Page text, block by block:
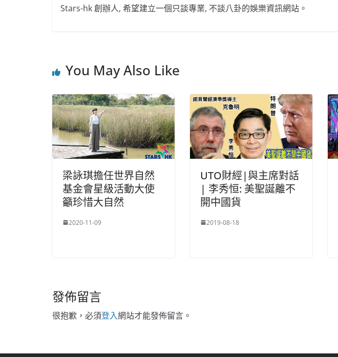
Stars-hk 創辦人, 希望建立一個只談專業, 不談八卦的娛樂資訊網站。
You May Also Like
梁詠琪擔任世界自然
基金會星級活動大使
籲珍惜大自然
2020-11-09
UTO財經|與主席對話
| 李秀恒: 美聖誕離不
開中國貨
2019-08-18
發佈留言
很抱歉，必須登入網站才能發佈留言。